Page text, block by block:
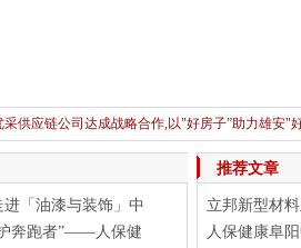
供应链公司达成战略合作,以"好房子”助力雄安"
下一篇：守护银龄，情暖巴
「油漆与装饰」中
奔跑者”——人保健
推荐文章
立邦新型材
人保健康阜